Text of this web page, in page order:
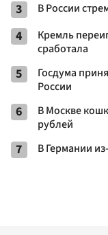
3 В России
4
Кремль
сработала
5
Госдума
России
6
В Москве
рублей
7 В Германии